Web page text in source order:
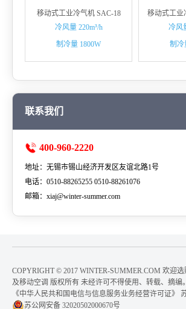
移动式工业冷气机 SAC-18
冷风量 220m³/h
制冷量 1800W
移动式工业
冷风
制冷
联系我们
400-960-2220
地址：无锡市锡山经济开发区友谊北路1号
电话：0510-88265255 0510-88261076
邮箱：xiaj@winter-summer.com
COPYRIGHT © 2017 WINTER-SUMMER.COM 欢迎
及移动空调 版权所有 未经许可不得使用、转载、摘编。
《中华人民共和国电信与信息服务业务经营许可证》
苏公网安备 32020502000670号